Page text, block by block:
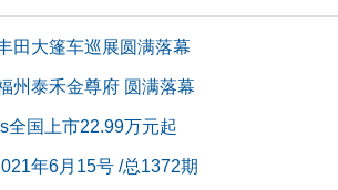
田大篷车巡展圆满落幕
州泰禾金尊府 圆满落幕
全国上市22.99万元起
年6月15号 /总1372期